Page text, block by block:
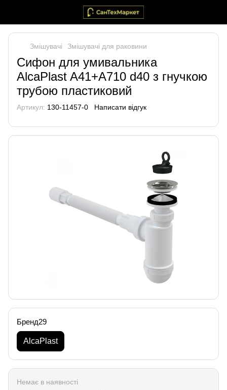
Змішувачі Змішувачі для раковини
Сифон для умивальника
AlcaPlast A41+A710 d40 з гнучкою
трубою пластиковий
Артикул: 130-11457-0 Написати відгук
Бренд29
AlcaPlast
Немає в наявності